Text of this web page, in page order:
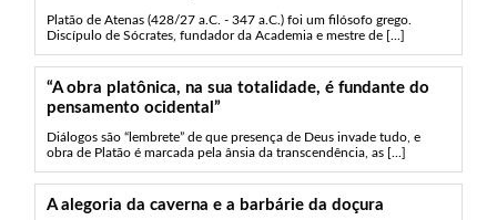
Platão de Atenas (428/27 a.C. - 347 a.C.) foi um filósofo grego.
Discípulo de Sócrates, fundador da Academia e mestre de [...]
“A obra platônica, na sua totalidade, é fundante do
pensamento ocidental”
Diálogos são “lembrete” de que presença de Deus invade tudo, e
obra de Platão é marcada pela ânsia da transcendência, as [...]
A alegoria da caverna e a barbárie da doçura